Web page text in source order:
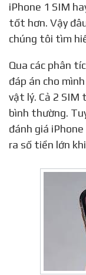
iPhone 1 SIM
tốt hơn. Vậy
chúng tôi tìm
Qua các phân tích trên chúng tôi tin các bạn đã có
đáp án cho
vật lý. Cả 2 SIM
bình thường.
đánh giá
ra số tiền lớn